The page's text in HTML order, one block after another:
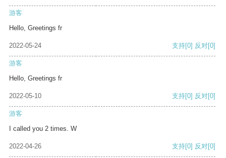
游客
Hello, Greetings fr
2022-05-24 支持[0] 反对[0]
游客
Hello, Greetings fr
2022-05-10 支持[0] 反对[0]
游客
I called you 2 times. W
2022-04-26 支持[0] 反对[0]